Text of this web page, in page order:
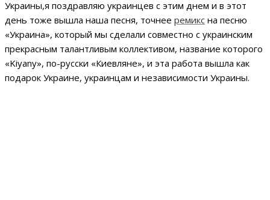
Украины,я поздравляю украинцев с этим днем и в этот
день тоже вышла наша песня, точнее ремикс на песню
«Украина», который мы сделали совместно с украинским
прекрасным талантливым коллективом, название которого
«Kiyany», по-русски «Киевляне», и эта работа вышла как
подарок Украине, украинцам и независимости Украины.